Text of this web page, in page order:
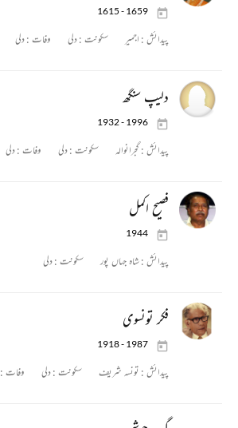
1615 - 1659
پیدائش : اجمیر سکونت :دلی وفات :دلی
دلیپ سنگھ
1932 - 1996
پیدائش : گجرانوالہ سکونت :دلی وفات :دلی
فصیح اکمل
1944
پیدائش :شاہ جہاں پور سکونت :دلی
فکر تونسوی
1918 - 1987
پیدائش : تونسہ شریف سکونت :دلی وفات :